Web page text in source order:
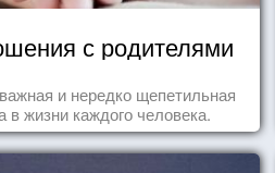
с родителями
и нередко щепетильная
в жизни каждого человека.